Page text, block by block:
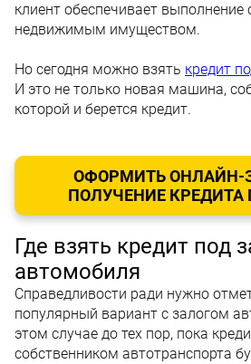
клиент обеспечивает выполнение
недвижимым имуществом.
Но сегодня можно взять кредит
И это не только новая машина,
которой и берется кредит.
ОФОРМИТЬ ОНЛАЙН-
ПОЛУЧЕНИЕ КРЕДИТА
Где взять кредит под
автомобиля
Справедливости ради нужно
популярный вариант с залогом
этом случае до тех пор, пока
собственником автотранспорта